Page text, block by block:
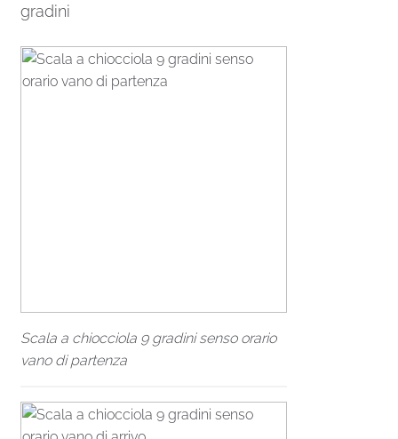
gradini
Scala a chiocciola 9 gradini senso orario
vano di partenza